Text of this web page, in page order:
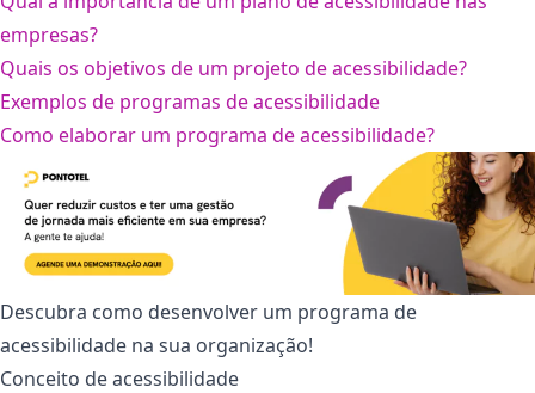
empresas?
Quais os objetivos de um projeto de acessibilidade?
Exemplos de programas de acessibilidade
Como elaborar um programa de acessibilidade?
Descubra como desenvolver um programa de
acessibilidade na sua organização!
Conceito de acessibilidade